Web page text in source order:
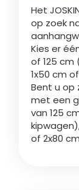
JOBS
Het
op zoek
Kies er
of 125 cm
1x50 cm
Bent u op
met een
van 125
of 2x80